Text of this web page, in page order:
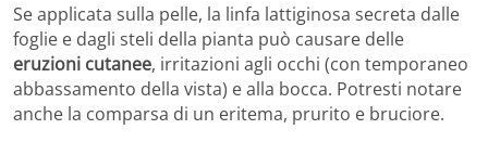
Se applicata sulla pelle, la linfa lattiginosa secreta dalle
foglie e dagli steli della pianta può causare delle
eruzioni cutanee, irritazioni agli occhi (con temporaneo
abbassamento della vista) e alla bocca. Potresti notare
anche la comparsa di un eritema, prurito e bruciore.